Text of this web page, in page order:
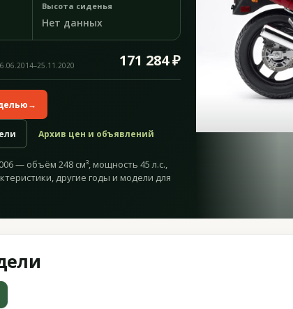
Высота сиденья
Нет данных
171 284 ₽
→
Архив цен и объявлений
— объём 248 см³, мощность 45 л.с.,
другие годы и модели для